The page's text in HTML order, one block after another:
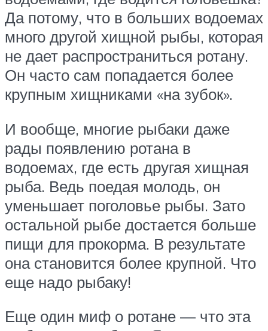
Да потому, что в больших водоемах
много другой хищной рыбы, которая
не дает распространиться ротану.
Он часто сам попадается более
крупным хищниками «на зубок».
И вообще, многие рыбаки даже
рады появлению ротана в
водоемах, где есть другая хищная
рыба. Ведь поедая молодь, он
уменьшает поголовье рыбы. Зато
остальной рыбе достается больше
пищи для прокорма. В результате
она становится более крупной. Что
еще надо рыбаку!
Еще один миф о ротане — что эта